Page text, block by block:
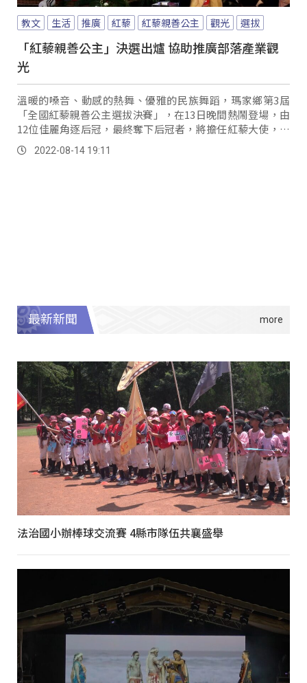
教文 生活 推廣 紅藜 紅藜親善公主 觀光 選拔
「紅藜親善公主」決選出爐 協助推廣部落產業觀
光
溫暖的嗓音、動感的熱舞、優雅的民族舞蹈，瑪家鄉第3屆
「全國紅藜親善公主選拔決賽」，在13日晚間熱鬧登場，由
12位佳麗角逐后冠，最終奪下后冠者，將擔任紅藜大使，協
助推廣瑪家鄉產業與觀光。
2022-08-14 19:11
最新新聞
法治國小辦棒球交流賽 4縣市隊伍共襄盛舉